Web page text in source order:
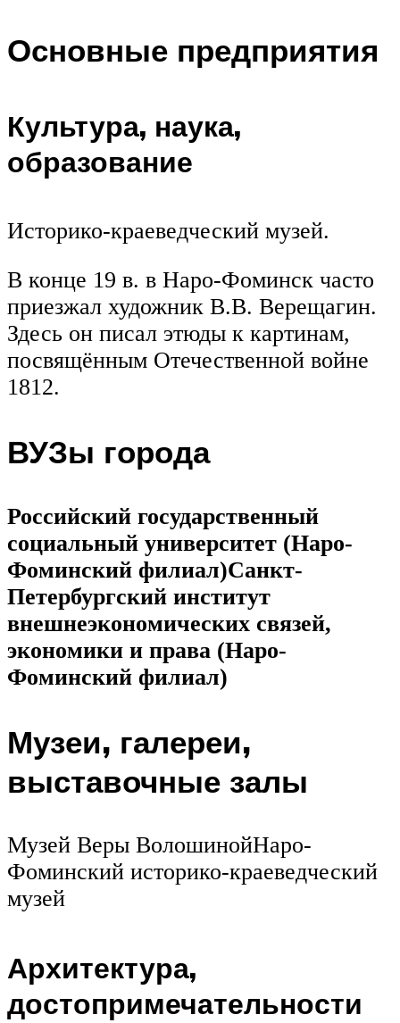
Основные предприятия
Культура, наука,
образование
Историко-краеведческий музей.
В конце 19 в. в Наро-Фоминск часто
приезжал художник В.В. Верещагин.
Здесь он писал этюды к картинам,
посвящённым Отечественной войне
1812.
ВУЗы города
Российский государственный
социальный университет (Наро-
Фоминский филиал)Санкт-
Петербургский институт
внешнеэкономических связей,
экономики и права (Наро-
Фоминский филиал)
Музеи, галереи,
выставочные залы
Музей Веры ВолошинойНаро-
Фоминский историко-краеведческий
музей
Архитектура,
достопримечательности